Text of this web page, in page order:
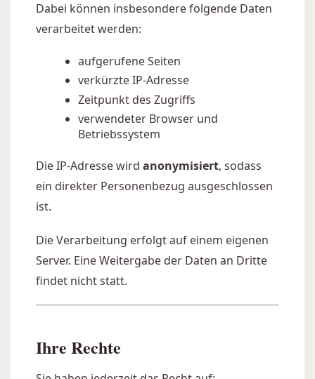
Dabei können insbesondere folgende Daten
verarbeitet werden:
aufgerufene Seiten
verkürzte IP-Adresse
Zeitpunkt des Zugriffs
verwendeter Browser und
Betriebssystem
Die IP-Adresse wirdanonymisiert, sodass
ein direkter Personenbezug ausgeschlossen
ist.
Die Verarbeitung erfolgt auf einem eigenen
Server. Eine Weitergabe der Daten an Dritte
findet nicht statt.
Ihre Rechte